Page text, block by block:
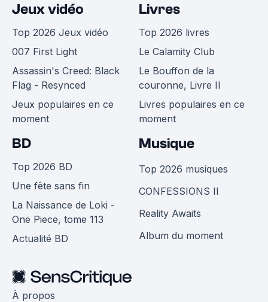
Jeux vidéo
Top 2026 Jeux vidéo
007 First Light
Assassin's Creed: Black
Flag - Resynced
Jeux populaires en ce
moment
Livres
Top 2026 livres
Le Calamity Club
Le Bouffon de la
couronne, Livre II
Livres populaires en ce
moment
BD
Top 2026 BD
Une fête sans fin
La Naissance de Loki -
One Piece, tome 113
Actualité BD
Musique
Top 2026 musiques
CONFESSIONS II
Reality Awaits
Album du moment
À propos